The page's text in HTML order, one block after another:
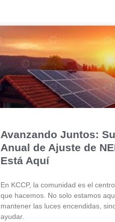
Avanzando Juntos:
Anual de Ajuste de
Está Aquí
En KCCP, la comunidad es el
que hacemos. No solo estamos
mantener las luces encendidas,
ayudar.